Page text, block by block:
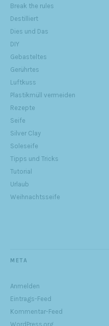
Break the rules
Destilliert
Dies und Das
DIY
Gebasteltes
Gerührtes
Luftkuss
Plastikmüll vermeiden
Rezepte
Seife
Silver Clay
Soleseife
Tipps und Tricks
Tutorial
Urlaub
Weihnachtsseife
META
Anmelden
Eintrags-Feed
Kommentar-Feed
WordPress.org